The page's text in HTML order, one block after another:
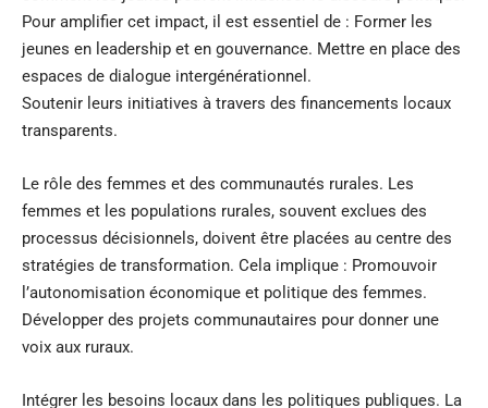
Pour amplifier cet impact, il est essentiel de : Former les
jeunes en leadership et en gouvernance. Mettre en place des
espaces de dialogue intergénérationnel.
Soutenir leurs initiatives à travers des financements locaux
transparents.
Le rôle des femmes et des communautés rurales. Les
femmes et les populations rurales, souvent exclues des
processus décisionnels, doivent être placées au centre des
stratégies de transformation. Cela implique : Promouvoir
l’autonomisation économique et politique des femmes.
Développer des projets communautaires pour donner une
voix aux ruraux.
Intégrer les besoins locaux dans les politiques publiques. La